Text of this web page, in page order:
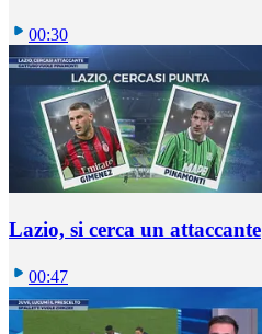
00:30
Lazio, si cerca un attaccante
00:47